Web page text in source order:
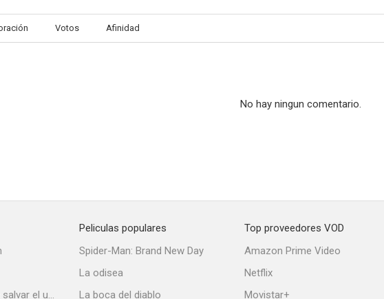
Votos Afinidad
No hay ningun comentario.
Stuart no consigue salvar el universo
Peliculas populares
Spider-Man: Brand New Day
La odisea
La boca del diablo
Top proveedores VOD
Amazon Prime Video
Netflix
Movistar+